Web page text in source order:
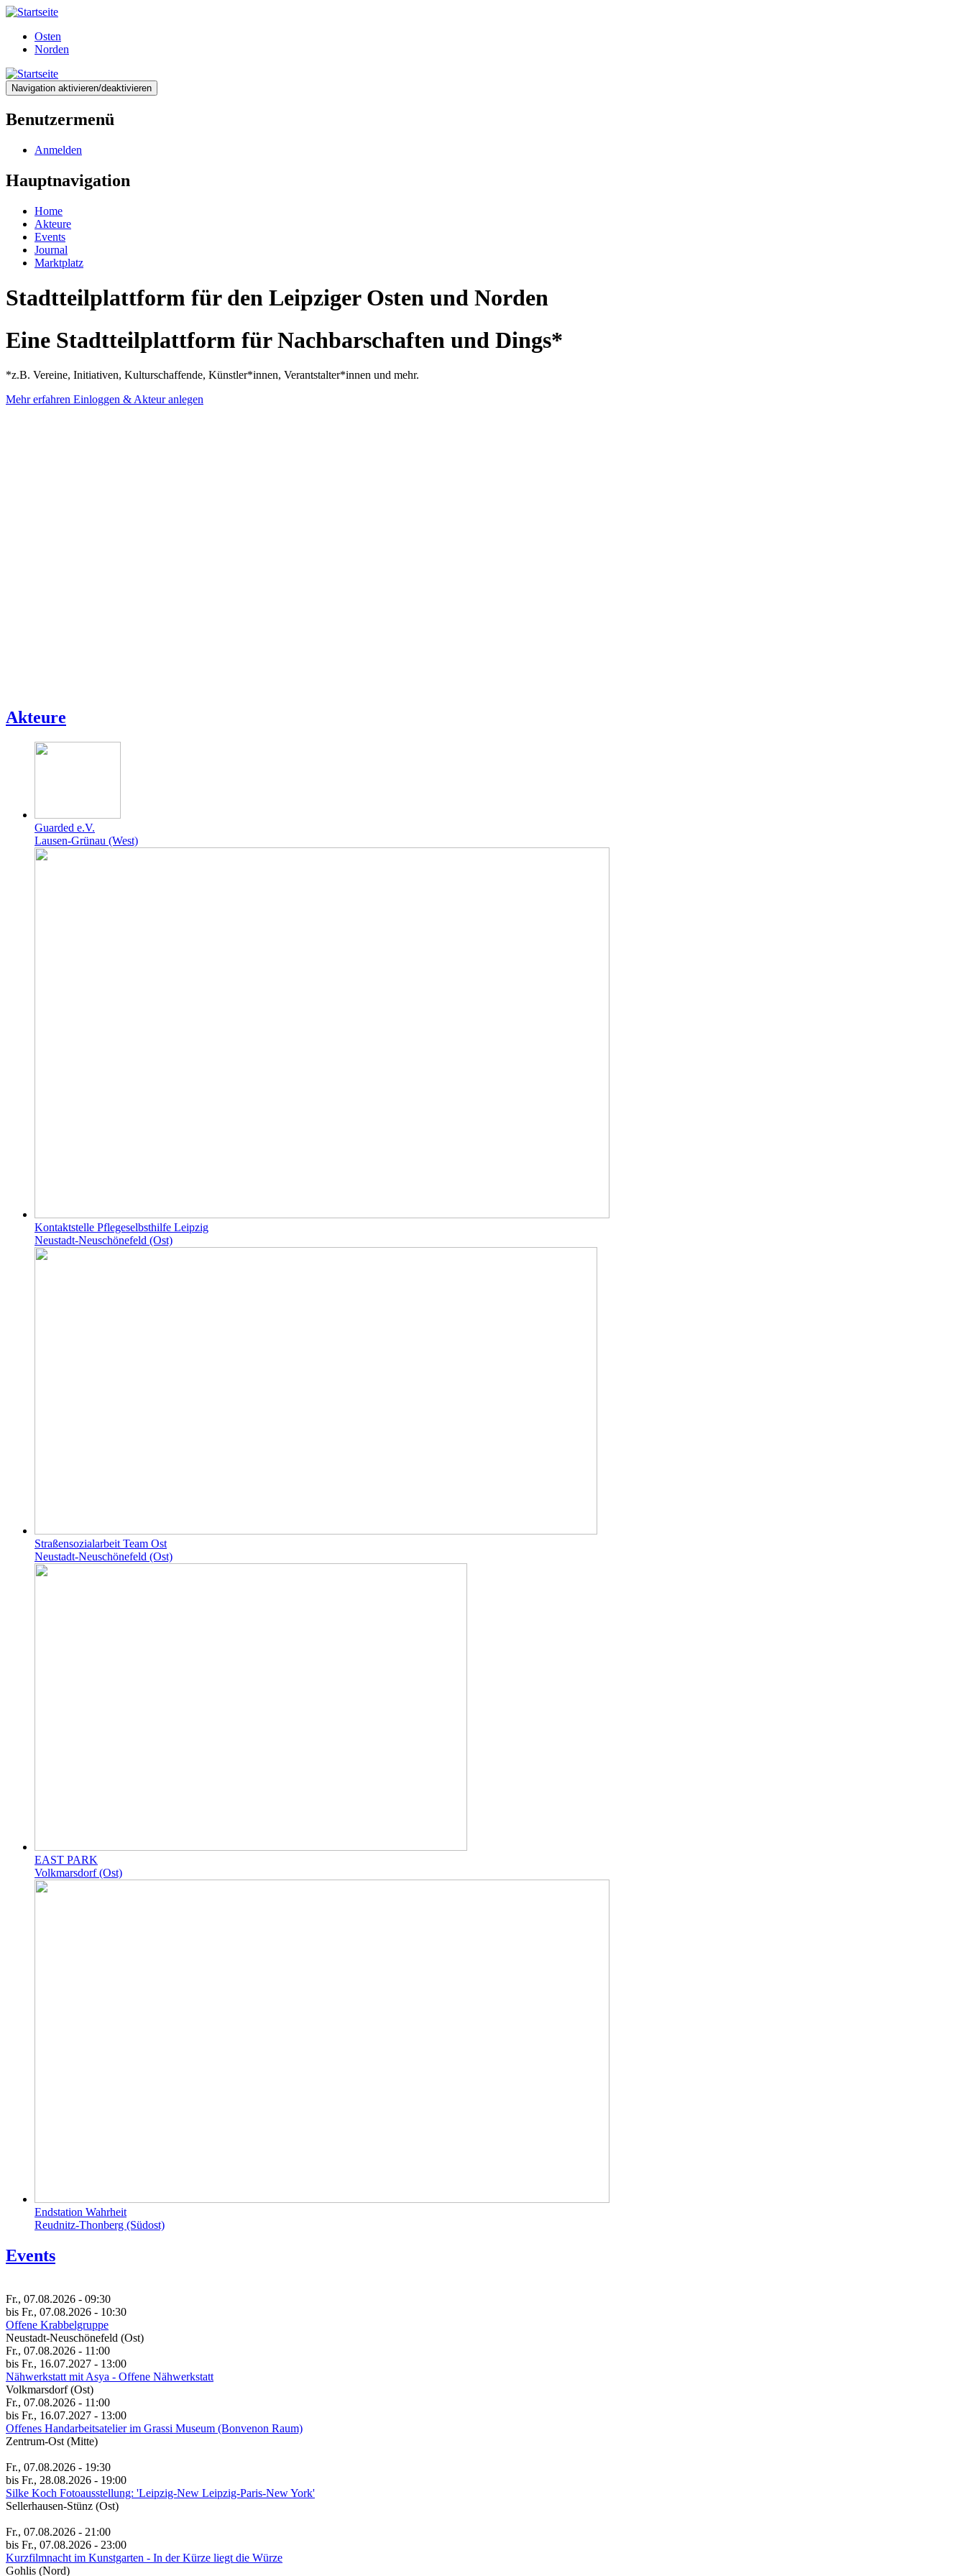
Direkt
Inhalt
Osten
Norden
Navigation aktivieren/deaktivieren
Benutzermenü
Anmelden
Hauptnavigation
Home
Akteure
Events
Journal
Marktplatz
Stadtteilplattform für den Leipziger Osten und Norden
Eine Stadtteilplattform für Nachbarschaften und Dings*
*z.B. Vereine, Initiativen, Kulturschaffende, Künstler*innen, Verantstalter*innen und mehr.
Mehr erfahren Einloggen & Akteur anlegen
Akteure
Guarded e.V.
Lausen-Grünau (West)
Kontaktstelle Pflegeselbsthilfe Leipzig
Neustadt-Neuschönefeld (Ost)
Straßensozialarbeit Team Ost
Neustadt-Neuschönefeld (Ost)
EAST PARK
Volkmarsdorf (Ost)
Endstation Wahrheit
Reudnitz-Thonberg (Südost)
Events
Fr., 07.08.2026 - 09:30
bis Fr., 07.08.2026 - 10:30
Offene Krabbelgruppe
Neustadt-Neuschönefeld (Ost)
Fr., 07.08.2026 - 11:00
bis Fr., 16.07.2027 - 13:00
Nähwerkstatt mit Asya - Offene Nähwerkstatt
Volkmarsdorf (Ost)
Fr., 07.08.2026 - 11:00
bis Fr., 16.07.2027 - 13:00
Of­fe­nes Hand­a­r­beit­s­ate­li­er im Gras­si Mu­se­um (Bon­ve­non Raum)
Zentrum-Ost (Mitte)
Fr., 07.08.2026 - 19:30
bis Fr., 28.08.2026 - 19:00
Silke Koch Fotoausstellung: 'Leipzig-New Leipzig-Paris-New York'
Sellerhausen-Stünz (Ost)
Fr., 07.08.2026 - 21:00
bis Fr., 07.08.2026 - 23:00
Kurzfilmnacht im Kunstgarten - In der Kürze liegt die Würze
Gohlis (Nord)